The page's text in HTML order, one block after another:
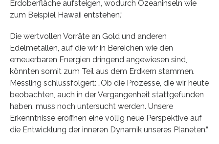
Erdoberfläche aufsteigen, wodurch Ozeaninseln wie
zum Beispiel Hawaii entstehen.“
Die wertvollen Vorräte an Gold und anderen
Edelmetallen, auf die wir in Bereichen wie den
erneuerbaren Energien dringend angewiesen sind,
könnten somit zum Teil aus dem Erdkern stammen.
Messling schlussfolgert: „Ob die Prozesse, die wir heute
beobachten, auch in der Vergangenheit stattgefunden
haben, muss noch untersucht werden. Unsere
Erkenntnisse eröffnen eine völlig neue Perspektive auf
die Entwicklung der inneren Dynamik unseres Planeten.“